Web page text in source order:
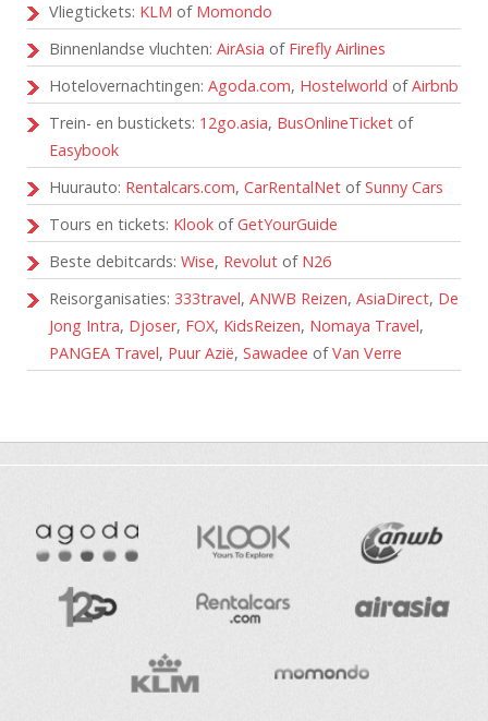
Vliegtickets: KLM of Momondo
Binnenlandse vluchten: AirAsia of Firefly Airlines
Hotelovernachtingen: Agoda.com, Hostelworld ofAirbnb
Trein- en bustickets: 12go.asia, BusOnlineTicket of
Easybook
Huurauto: Rentalcars.com, CarRentalNet ofSunny Cars
Tours en tickets: Klook ofGetYourGuide
Beste debitcards: Wise, Revolut of N26
Reisorganisaties: 333travel, ANWB Reizen, AsiaDirect, De
Jong Intra, Djoser, FOX, KidsReizen, Nomaya Travel,
PANGEA Travel, Puur Azië, Sawadee ofVan Verre